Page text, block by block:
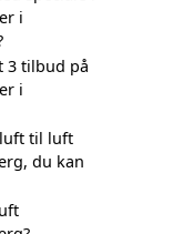
i
3 tilbud på
i
til luft
du kan